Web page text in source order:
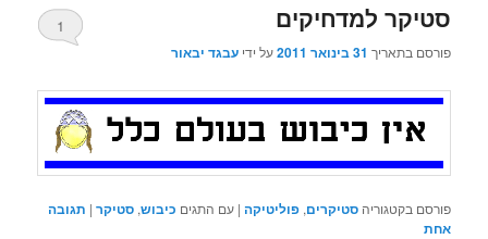
סטיקר למדחיקים
פורסם בתאריך 31 בינואר 2011 על ידיעבגד יבאור
1
פורסם בקטגוריה סטיקרים,פוליטיקה |עם התגים כיבוש,סטיקר | תגובה
אחת